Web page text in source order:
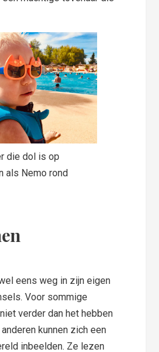
die dol is op
als Nemo rond
eens weg in zijn eigen
Voor sommige
verder dan het hebben
kunnen zich een
inbeelden. Ze lezen